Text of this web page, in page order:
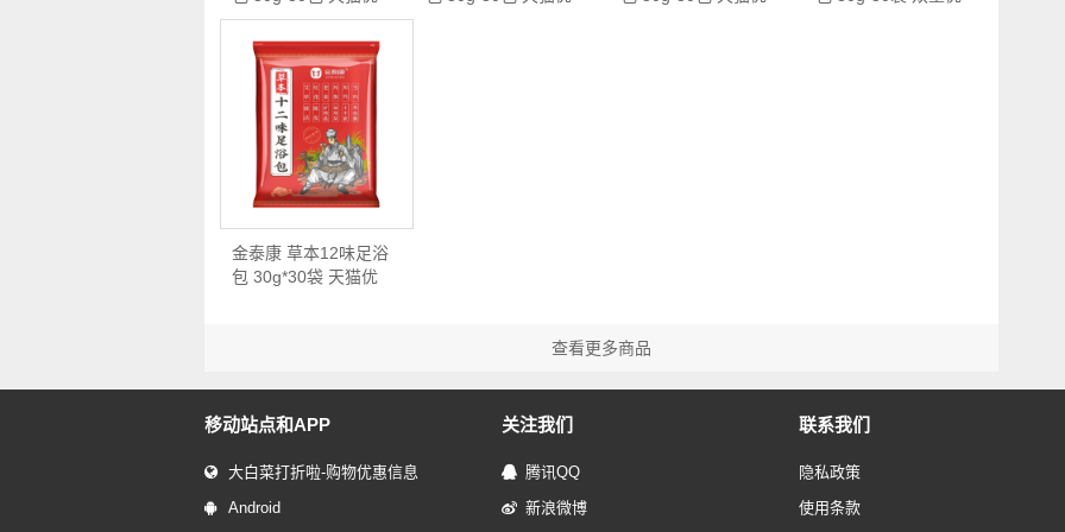
惠…
金泰康 草本12味足浴
包 30g*30袋 天猫优
查看更多商品
移动站点和APP
大白菜打折啦-购物优惠信息
Android
关注我们
腾讯QQ
新浪微博
联系我们
隐私政策
使用条款